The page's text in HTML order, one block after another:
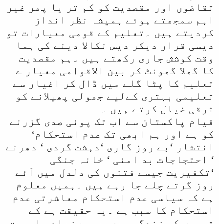
تقاضوں اور مقصدیت کو کم تر یا پھر غیر
اہم سمجھتے ہوئے ہمیشہ نظر انداز
کردیتے ہیں ۔تعلیم کے قومی معیارات تو
دیسی قرار دیکر دیس نکالا دینے کی ہما
وقت کوشش جاری رکھتے ہیں ۔ہم مقصدیت
کا گھلا گھونٹ کر بین الاقوامی معیار ے
تعلیم کا پٹا گلے میں ڈال کر اغیار سے
تعلیمی بہتری کےلیے جھولی پھیلانے کو
ترقی خیال کرتے ہیں ۔
قیام پاکستان سے اب تک پونی صدی گزرنے
کو ہے اور ہم ابھی تک عدم استحکام‘
انتشار ‘بے روز گاری ‘دہشت گردی ‘ دھرنے
‘ احتجاجات بد امنی ‘ خانہ جنگی
‘تکفیریت جیسے فتنوں کی دلدل میں آئے
روز گرتے چلے جا رہے ہیں ۔ہمیں معلوم
ہے کہ سیاسی عدم استحکام معاشرتی عدم
استحکام کا سبب ہے ۔یہ حقیقت ہے کے